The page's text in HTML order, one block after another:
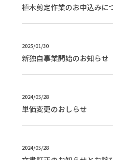
植木剪定作業のお申込みに
2025/01/30
新独自事業開始のお知らせ
2024/05/28
単価変更のおしらせ
2024/05/28